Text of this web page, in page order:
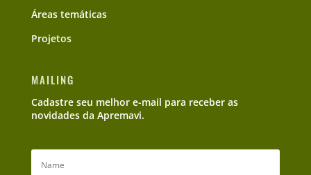
Áreas temáticas
Projetos
MAILING
Cadastre seu melhor e-mail para receber as
novidades da Apremavi.